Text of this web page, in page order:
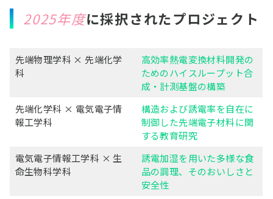
2025年度に採択されたプロジェクト
先端物理学科 × 先端化学
科
高効率熱電変換材料開発の
ためのハイスループット合
成・計測基盤の構築
先端化学科 × 電気電子情
報工学科
構造および誘電率を自在に
制御した先端電子材料に関
する教育研究
電気電子情報工学科 × 生
命生物科学科
誘電加湿を用いた多様な食
品の調理、そのおいしさと
安全性